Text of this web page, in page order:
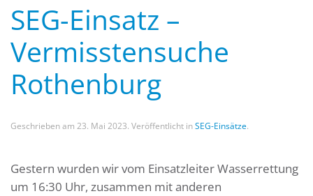
SEG-Einsatz –
Vermisstensuche
Rothenburg
Geschrieben am 23. Mai 2023. Veröffentlicht inSEG-Einsätze.
Gestern wurden wir vom Einsatzleiter Wasserrettung
um 16:30 Uhr, zusammen mit anderen